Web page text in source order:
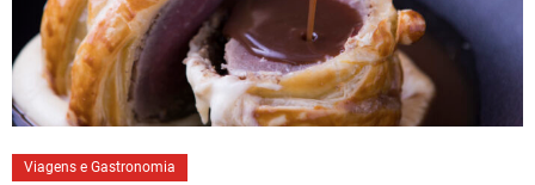
Viagens e Gastronomia